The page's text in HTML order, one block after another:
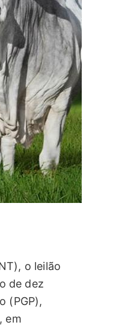
o leilão
de dez
(PGP),
em